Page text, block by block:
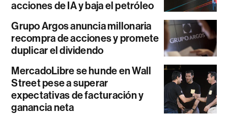
acciones de IA y baja el petróleo
Grupo Argos anuncia millonaria
recompra de acciones y promete
duplicar el dividendo
MercadoLibre se hunde en Wall
Street pese a superar
expectativas de facturación y
ganancia neta